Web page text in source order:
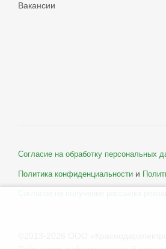
Вакансии
Согласие на обработку персональных
Политика конфиденциальности и
©2013-2026 ООО